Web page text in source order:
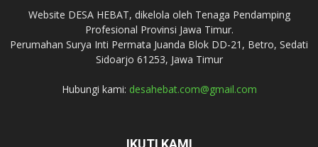
Website DESA HEBAT, dikelola oleh Tenaga Pendamping
Profesional Provinsi Jawa Timur.
Perumahan Surya Inti Permata Juanda Blok DD-21, Betro, Sedati
Sidoarjo 61253, Jawa Timur
Hubungi kami: desahebat.com@gmail.com
IKUTI KAMI